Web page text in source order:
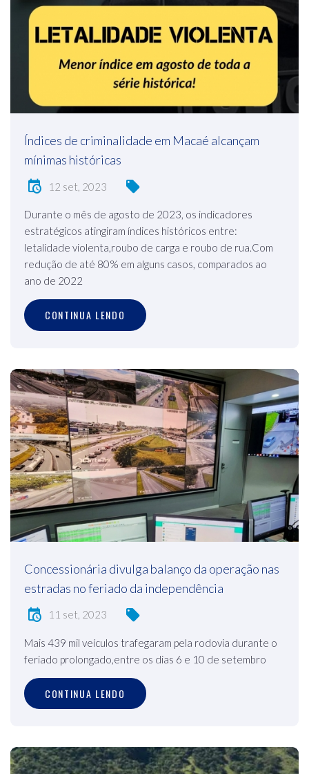
Índices de criminalidade em Macaé alcançam
mínimas históricas
12 set, 2023
Durante o mês de agosto de 2023, os indicadores
estratégicos atingiram índices históricos entre:
letalidade violenta,roubo de carga e roubo de rua.Com
redução de até 80% em alguns casos, comparados ao
ano de 2022
CONTINUA LENDO
Concessionária divulga balanço da operação nas
estradas no feriado da independência
11 set, 2023
Mais 439 mil veículos trafegaram pela rodovia durante o
feriado prolongado,entre os dias 6 e 10 de setembro
CONTINUA LENDO